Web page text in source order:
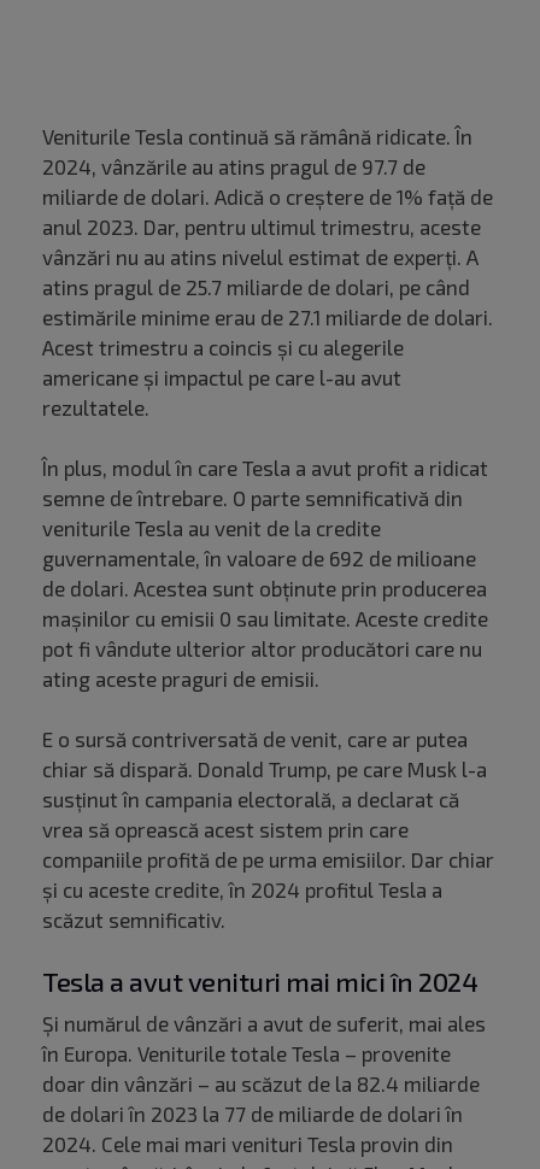
Veniturile Tesla continuă să rămână ridicate. În
2024, vânzările au atins pragul de 97.7 de
miliarde de dolari. Adică o creștere de 1% față de
anul 2023. Dar, pentru ultimul trimestru, aceste
vânzări nu au atins nivelul estimat de experți. A
atins pragul de 25.7 miliarde de dolari, pe când
estimările minime erau de 27.1 miliarde de dolari.
Acest trimestru a coincis și cu alegerile
americane și impactul pe care l-au avut
rezultatele.
În plus, modul în care Tesla a avut profit a ridicat
semne de întrebare. O parte semnificativă din
veniturile Tesla au venit de la credite
guvernamentale, în valoare de 692 de milioane
de dolari. Acestea sunt obținute prin producerea
mașinilor cu emisii 0 sau limitate. Aceste credite
pot fi vândute ulterior altor producători care nu
ating aceste praguri de emisii.
E o sursă contriversată de venit, care ar putea
chiar să dispară. Donald Trump, pe care Musk l-a
susținut în campania electorală, a declarat că
vrea să oprească acest sistem prin care
companiile profită de pe urma emisiilor. Dar chiar
și cu aceste credite, în 2024 profitul Tesla a
scăzut semnificativ.
Tesla a avut venituri mai mici în 2024
Și numărul de vânzări a avut de suferit, mai ales
în Europa. Veniturile totale Tesla – provenite
doar din vânzări – au scăzut de la 82.4 miliarde
de dolari în 2023 la 77 de miliarde de dolari în
2024. Cele mai mari venituri Tesla provin din